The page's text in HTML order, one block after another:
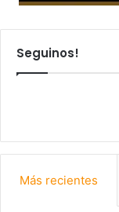
Seguinos!
Más recientes